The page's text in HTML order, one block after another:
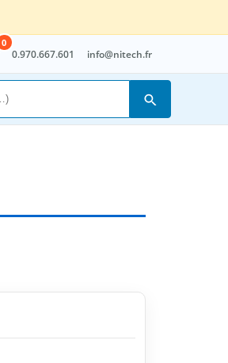
0
0.970.667.601 info@nitech.fr
Rechercher